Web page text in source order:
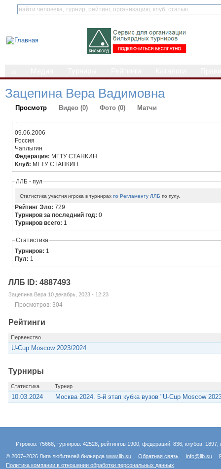
Зацепина Вера Вадимовна
Просмотр Видео (0) Фото (0) Матчи
-
09.06.2006
Россия
Чаплыгин
Федерация: МГТУ СТАНКИН
Клуб: МГТУ СТАНКИН
ЛЛБ - пул
Статистика участия игрока в турнирахпо Регламенту ЛЛБ по пулу.
Рейтинг Эло:729
Турниров за последний год:0
Турниров всего: 1
Статистика
Турниров: 1
Пул: 1
ЛЛБ ID: 4887493
Зацепина Вера 10 декабрь, 2023 - 12:23
Просмотров: 304
Рейтинги
Первенство
U-Cup Moscow 2023/2024
Турниры
Статистика Турнир
10.03.2024 Москва 2024. 5-й этап кубка вузов "U-Cup Moscow
Игроков: 75668, турниров: 42528, рейтингов 1900, федераций: 836, клубов:
© 2007–2026 Лига любителей бильярдаwww.llb.su Обратная связь info@llb.su
Политика компании в отношении обработки персональных данных